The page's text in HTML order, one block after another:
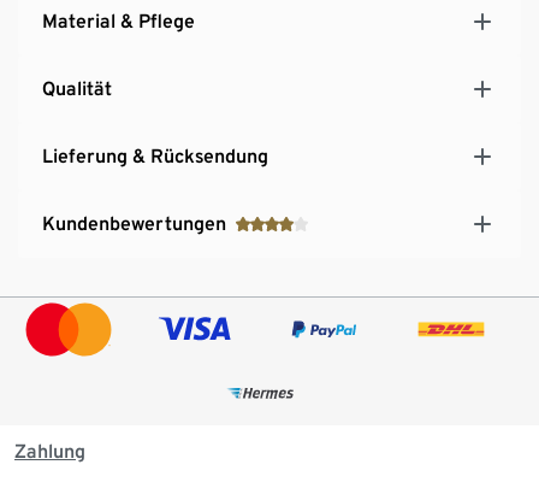
Material & Pflege
Qualität
Lieferung & Rücksendung
Kundenbewertungen
Zahlung